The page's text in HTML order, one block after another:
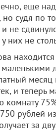
еще
судя по
не
них не
и теперь
комнату
рублей
за